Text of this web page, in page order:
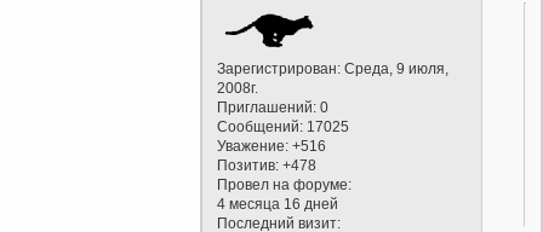
Зарегистрирован: Среда, 9 июля,
2008г.
Приглашений: 0
Сообщений: 17025
Уважение: +516
Позитив: +478
Провел на форуме:
4 месяца 16 дней
Последний визит: